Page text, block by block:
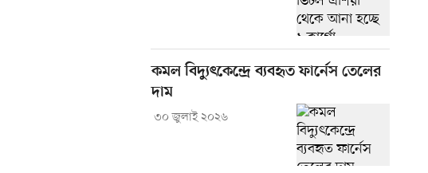
কমল বিদ্যুৎকেন্দ্রে ব্যবহৃত ফার্নেস তেলের
দাম
৩০ জুলাই ২০২৬